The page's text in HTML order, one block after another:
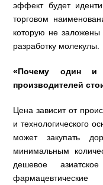
эффект будет
торговом
которую не
разработку молекулы.
«Почему один
производителей
Цена зависит от
и технологического
может закупать
минимальным
дешевое